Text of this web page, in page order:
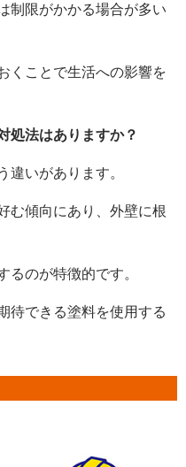
制限がかかる場合が多い
くことで生活への影響を
処法はありますか？
違いがあります。
む傾向にあり、外壁に根
るのが特徴的です。
待できる塗料を使用する